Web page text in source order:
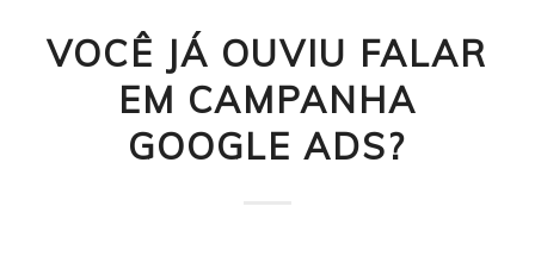
VOCÊ JÁ OUVIU FALAR
EM CAMPANHA
GOOGLE ADS?